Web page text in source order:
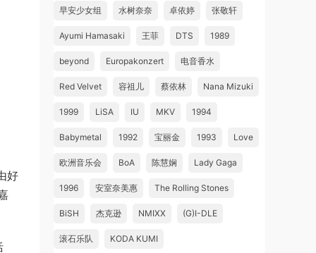
好
早安少女组 水树奈奈 卓依婷 张敬轩
Ayumi Hamasaki 王菲 DTS 1989
beyond Europakonzert 电音香水
Red Velvet 容祖儿 蔡依林 Nana Mizuki
1999 LiSA IU MKV 1994
Babymetal 1992 宝丽金 1993 Love
欧洲音乐会 BoA 陈慧娴 Lady Gaga
1996 安室奈美惠 The Rolling Stones
BiSH 杰克逊 NMIXX (G)I-DLE
滚石乐队 KODA KUMI